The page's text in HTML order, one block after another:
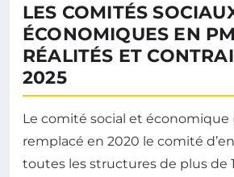
LES COMITÉS
ÉCONOMIQUES EN
RÉALITÉS ET
2025
Le comité social et économique
remplacé en 2020 le comité
toutes les structures de plus de